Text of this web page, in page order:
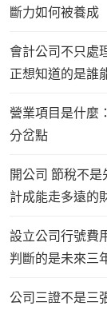
斷力如何被養成
會計公司不只處
正想知道的是誰
營業項目是什麼
分岔點
開公司 節稅不
計成能走多遠的
設立公司行號費
判斷的是未來三
公司三證不是三